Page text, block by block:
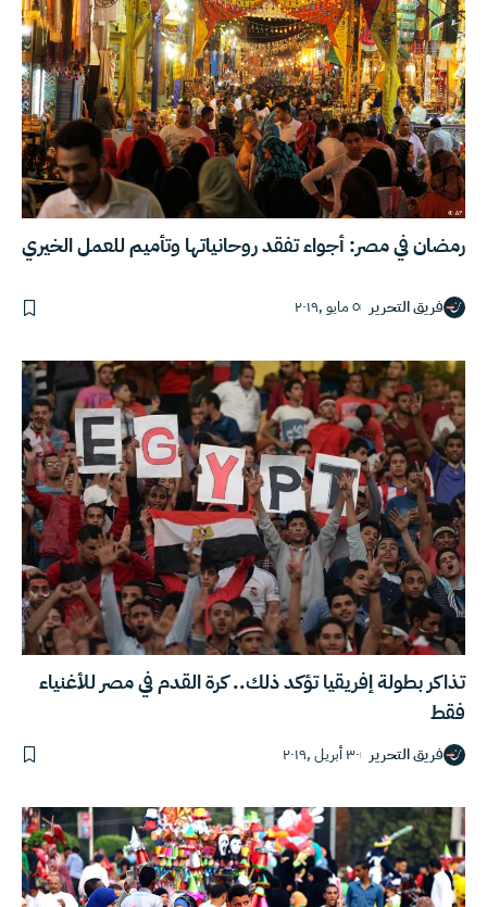
رمضان في مصر: أجواء تفقد روحانياتها وتأميم للعمل الخيري
فريق التحرير ٥ مايو ,٢٠١٩
تذاكر بطولة إفريقيا تؤكد ذلك.. كرة القدم في مصر للأغنياء
فقط
فريق التحرير ٣٠ أبريل ,٢٠١٩